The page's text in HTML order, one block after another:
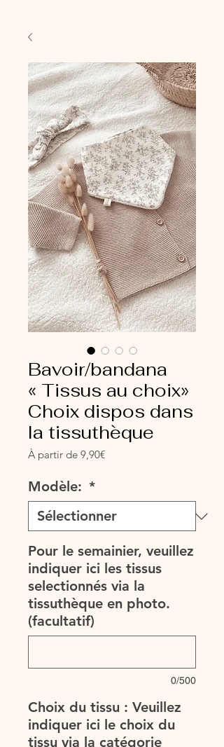
Bavoir/bandana
« Tissus au choix»
Choix dispos dans
la tissuthèque
À partir de 9,90€Prix
Modèle: *
Pour le semainier, veuillez
indiquer ici les tissus
selectionnés via la
tissuthèque en photo.
(facultatif)
0/500
Choix du tissu : Veuillez
indiquer ici le choix du
tissu via la catégorie